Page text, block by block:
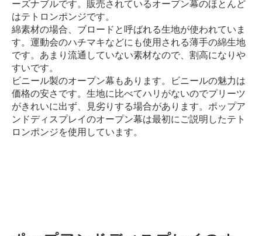
ーズナブルです。販売されているオープン幕のほとんど
はテトロンポンジです。
綿素材の場合、ブロードと呼ばれる生地が使われていま
す。運動会のハチマキなどにも使用される薄手の綿生地
です。あまり流通していない素材なので、割高になりや
すいです。
ビニール製のオープン幕もあります。ビニールの魅力は
価格の安さです。生地に比べてハリがないのでプリーツ
がきれいに出ず、見劣りする場合があります。ポップア
ンドディスプレイのオープン幕は最初にご説明したテト
ロンポンジを使用しています。